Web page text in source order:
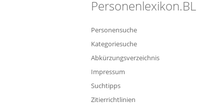
Personenlexikon.BL
Personensuche
Kategoriesuche
Abkürzungsverzeichnis
Impressum
Suchtipps
Zitierrichtlinien